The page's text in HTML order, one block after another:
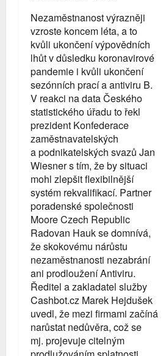
Nezaměstnanost výrazněji
vzroste koncem léta, a to
kvůli ukončení výpovědních
lhůt v důsledku koronavirové
pandemie i kvůli ukončení
sezónních prací a antiviru B.
V reakci na data Českého
statistického úřadu to řekl
prezident Konfederace
zaměstnavatelských
a podnikatelských svazů Jan
Wiesner s tím, že by situaci
mohl zlepšit flexibilnější
systém rekvalifikací. Partner
poradenské společnosti
Moore Czech Republic
Radovan Hauk se domnívá,
že skokovému nárůstu
nezaměstnanosti nezabrání
ani prodloužení Antiviru.
Ředitel a zakladatel služby
Cashbot.cz Marek Hejdušek
uvedl, že mezi firmami začíná
narůstat nedůvěra, což se
mj. projevuje citelným